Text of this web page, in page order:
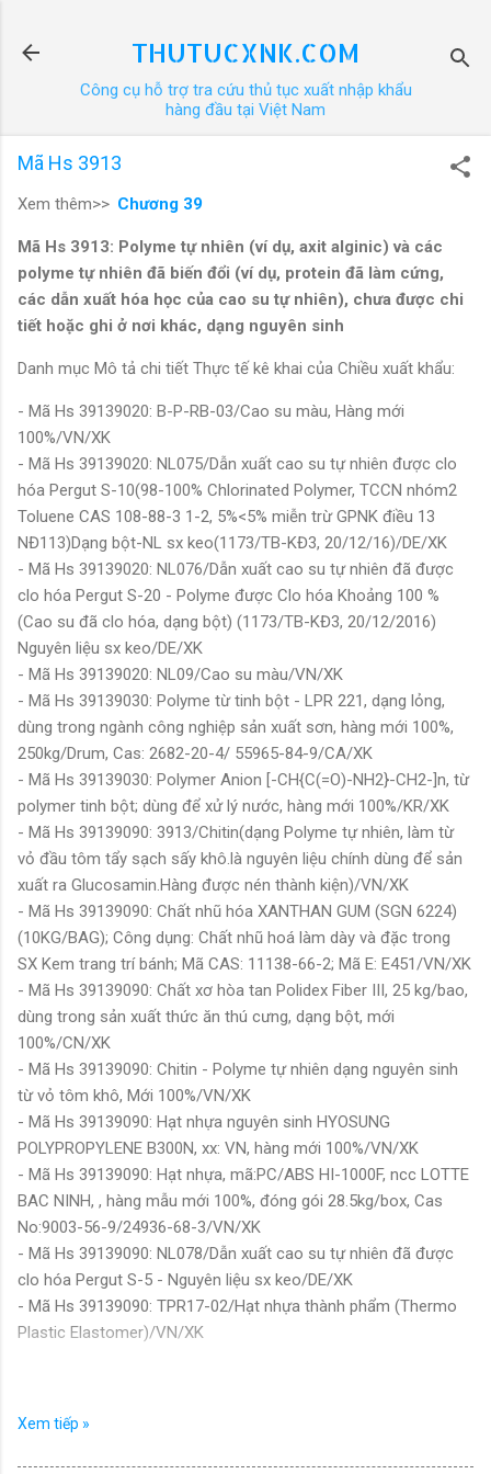
THUTUCXNK.COM
Công cụ hỗ trợ tra cứu thủ tục xuất nhập khẩu
hàng đầu tại Việt Nam
Mã Hs 3913
Xem thêm>> Chương 39
Mã Hs 3913: Polyme tự nhiên (ví dụ, axit alginic) và các
polyme tự nhiên đã biến đổi (ví dụ, protein đã làm cứng,
các dẫn xuất hóa học của cao su tự nhiên), chưa được chi
tiết hoặc ghi ở nơi khác, dạng nguyên sinh
Danh mục Mô tả chi tiết Thực tế kê khai của Chiều xuất khẩu:
- Mã Hs 39139020: B-P-RB-03/Cao su màu, Hàng mới
100%/VN/XK
- Mã Hs 39139020: NL075/Dẫn xuất cao su tự nhiên được clo
hóa Pergut S-10(98-100% Chlorinated Polymer, TCCN nhóm2
Toluene CAS 108-88-3 1-2, 5%<5% miễn trừ GPNK điều 13
NĐ113)Dạng bột-NL sx keo(1173/TB-KĐ3, 20/12/16)/DE/XK
- Mã Hs 39139020: NL076/Dẫn xuất cao su tự nhiên đã được
clo hóa Pergut S-20 - Polyme được Clo hóa Khoảng 100 %
(Cao su đã clo hóa, dạng bột) (1173/TB-KĐ3, 20/12/2016)
Nguyên liệu sx keo/DE/XK
- Mã Hs 39139020: NL09/Cao su màu/VN/XK
- Mã Hs 39139030: Polyme từ tinh bột - LPR 221, dạng lỏng,
dùng trong ngành công nghiệp sản xuất sơn, hàng mới 100%,
250kg/Drum, Cas: 2682-20-4/ 55965-84-9/CA/XK
- Mã Hs 39139030: Polymer Anion [-CH{C(=O)-NH2}-CH2-]n, từ
polymer tinh bột; dùng để xử lý nước, hàng mới 100%/KR/XK
- Mã Hs 39139090: 3913/Chitin(dạng Polyme tự nhiên, làm từ
vỏ đầu tôm tẩy sạch sấy khô.là nguyên liệu chính dùng để sản
xuất ra Glucosamin.Hàng được nén thành kiện)/VN/XK
- Mã Hs 39139090: Chất nhũ hóa XANTHAN GUM (SGN 6224)
(10KG/BAG); Công dụng: Chất nhũ hoá làm dày và đặc trong
SX Kem trang trí bánh; Mã CAS: 11138-66-2; Mã E: E451/VN/XK
- Mã Hs 39139090: Chất xơ hòa tan Polidex Fiber III, 25 kg/bao,
dùng trong sản xuất thức ăn thú cưng, dạng bột, mới
100%/CN/XK
- Mã Hs 39139090: Chitin - Polyme tự nhiên dạng nguyên sinh
từ vỏ tôm khô, Mới 100%/VN/XK
- Mã Hs 39139090: Hạt nhựa nguyên sinh HYOSUNG
POLYPROPYLENE B300N, xx: VN, hàng mới 100%/VN/XK
- Mã Hs 39139090: Hạt nhựa, mã:PC/ABS HI-1000F, ncc LOTTE
BAC NINH, , hàng mẫu mới 100%, đóng gói 28.5kg/box, Cas
No:9003-56-9/24936-68-3/VN/XK
- Mã Hs 39139090: NL078/Dẫn xuất cao su tự nhiên đã được
clo hóa Pergut S-5 - Nguyên liệu sx keo/DE/XK
- Mã Hs 39139090: TPR17-02/Hạt nhựa thành phẩm (Thermo
Plastic Elastomer)/VN/XK
Nguồn: www.thutucxnk.com
Trong trường hợp muốn có thêm các trường thông tin khác liên
Xem tiếp »